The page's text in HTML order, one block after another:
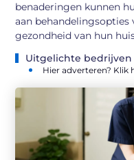
benaderingen kunnen
aan behandelingsopties
gezondheid van hun
Uitgelichte bedrijven
Hier adverteren? Klik